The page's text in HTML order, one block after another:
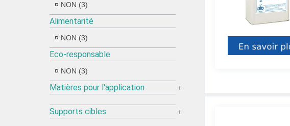
NON (3)
Alimentarité
NON (3)
Eco-responsable
NON (3)
Matières pour l'application +
Supports cibles +